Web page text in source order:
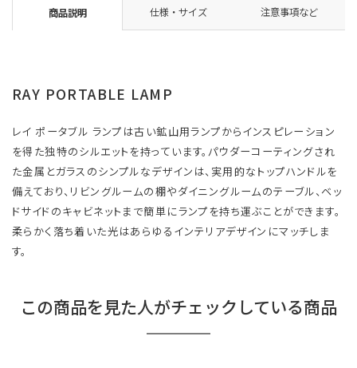
商品説明 仕様・サイズ 注意事項など
RAY PORTABLE LAMP
レイ ポータブル ランプは古い鉱山用ランプからインスピレーション
を得た独特のシルエットを持っています。パウダーコーティングされ
た金属とガラスのシンプルなデザインは、実用的なトップハンドルを
備えており、リビングルームの棚やダイニングルームのテーブル、ベッ
ドサイドのキャビネットまで簡単にランプを持ち運ぶことができます。
柔らかく落ち着いた光はあらゆるインテリアデザインにマッチしま
す。
この商品を見た人がチェックしている商品